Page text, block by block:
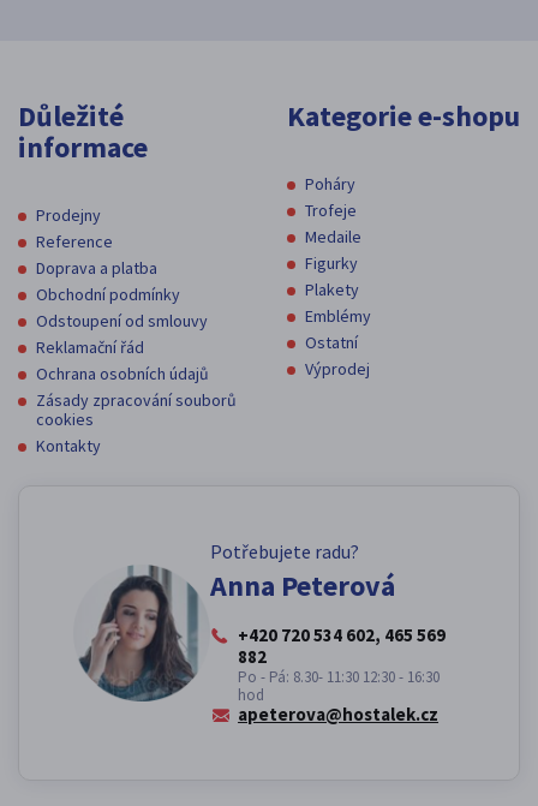
Důležité
informace
Prodejny
Reference
Doprava a platba
Obchodní podmínky
Odstoupení od smlouvy
Reklamační řád
Ochrana osobních údajů
Zásady zpracování souborů
cookies
Kontakty
Kategorie e-shopu
Poháry
Trofeje
Medaile
Figurky
Plakety
Emblémy
Ostatní
Výprodej
Potřebujete radu?
Anna Peterová
+420 720 534 602, 465 569
882
Po - Pá: 8.30- 11:30 12:30 - 16:30
hod
apeterova@hostalek.cz